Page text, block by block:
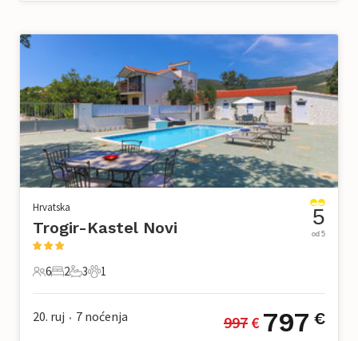
Hrvatska
Trogir-Kastel Novi
6 Gosti
6
2 Spavaće sobe
2
3 Kupaonice
3
1 Kućni ljubimac
1
5
od 5
20. ruj • 7 noćenja 997 € 797 €